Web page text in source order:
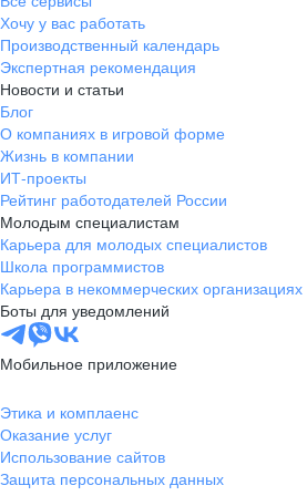
Хочу у вас работать
Производственный календарь
Экспертная рекомендация
Новости и статьи
Блог
О компаниях в игровой форме
Жизнь в компании
ИТ-проекты
Рейтинг работодателей России
Молодым специалистам
Карьера для молодых специалистов
Школа программистов
Карьера в некоммерческих организациях
Боты для уведомлений
Мобильное приложение
Этика и комплаенс
Оказание услуг
Использование сайтов
Защита персональных данных